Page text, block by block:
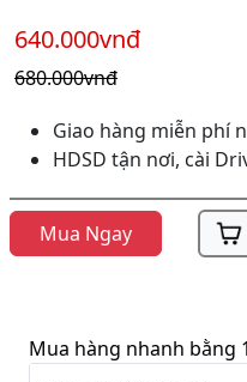
640.000vnđ
680.000vnđ
Giao hàng miễn phí
HDSD tận nơi, cài
Mua Ngay
Mua hàng nhanh bằng